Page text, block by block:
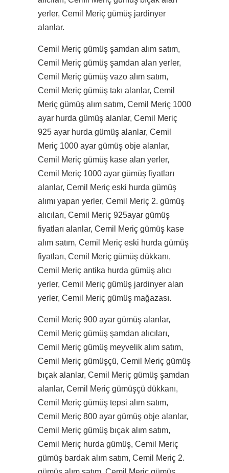
yerler, Cemil Meriç gümüş jardinyer
alanlar.
Cemil Meriç gümüş şamdan alım satım,
Cemil Meriç gümüş şamdan alan yerler,
Cemil Meriç gümüş vazo alım satım,
Cemil Meriç gümüş takı alanlar, Cemil
Meriç gümüş alım satım, Cemil Meriç 1000
ayar hurda gümüş alanlar, Cemil Meriç
925 ayar hurda gümüş alanlar, Cemil
Meriç 1000 ayar gümüş obje alanlar,
Cemil Meriç gümüş kase alan yerler,
Cemil Meriç 1000 ayar gümüş fiyatları
alanlar, Cemil Meriç eski hurda gümüş
alımı yapan yerler, Cemil Meriç 2. gümüş
alıcıları, Cemil Meriç 925ayar gümüş
fiyatları alanlar, Cemil Meriç gümüş kase
alım satım, Cemil Meriç eski hurda gümüş
fiyatları, Cemil Meriç gümüş dükkanı,
Cemil Meriç antika hurda gümüş alıcı
yerler, Cemil Meriç gümüş jardinyer alan
yerler, Cemil Meriç gümüş mağazası.
Cemil Meriç 900 ayar gümüş alanlar,
Cemil Meriç gümüş şamdan alıcıları,
Cemil Meriç gümüş meyvelik alım satım,
Cemil Meriç gümüşçü, Cemil Meriç gümüş
bıçak alanlar, Cemil Meriç gümüş şamdan
alanlar, Cemil Meriç gümüşçü dükkanı,
Cemil Meriç gümüş tepsi alım satım,
Cemil Meriç 800 ayar gümüş obje alanlar,
Cemil Meriç gümüş bıçak alım satım,
Cemil Meriç hurda gümüş, Cemil Meriç
gümüş bardak alım satım, Cemil Meriç 2.